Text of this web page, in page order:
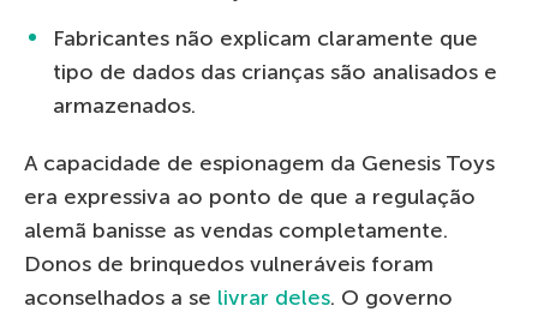
Fabricantes não explicam claramente que
tipo de dados das crianças são analisados e
armazenados.
A capacidade de espionagem da Genesis Toys
era expressiva ao ponto de que a regulação
alemã banisse as vendas completamente.
Donos de brinquedos vulneráveis foram
aconselhados a se livrar deles. O governo